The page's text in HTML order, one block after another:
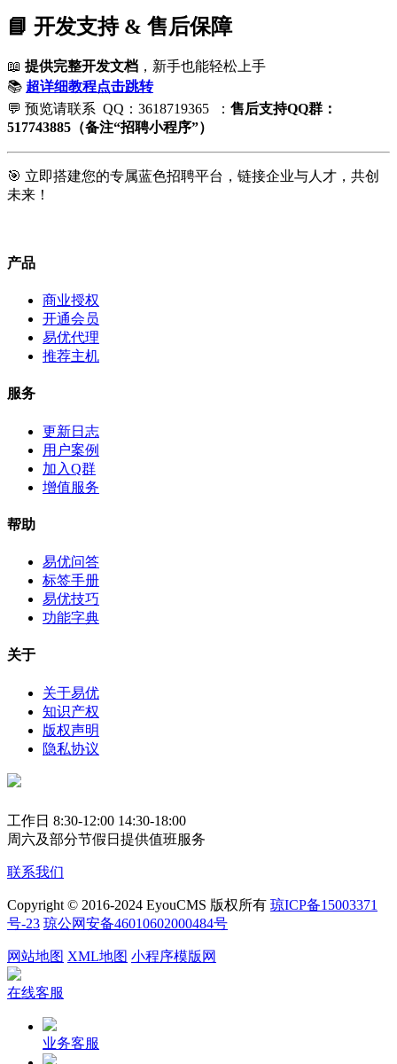
📘 开发支持 & 售后保障
📖 提供完整开发文档 ，新手也能轻松上手
📚 超详细教程点击跳转
💬 预览请联系 QQ：3618719365 ： 售后支持QQ群：
517743885（备注“招聘小程序”）
🎯 立即搭建您的专属蓝色招聘平台，链接企业与人才，共创
未来！
产品
商业授权
开通会员
易优代理
推荐主机
服务
更新日志
用户案例
加入Q群
增值服务
帮助
易优问答
标签手册
易优技巧
功能字典
关于
关于易优
知识产权
版权声明
隐私协议
工作日 8:30-12:00 14:30-18:00
周六及部分节假日提供值班服务
联系我们
Copyright © 2016-2024 EyouCMS 版权所有 琼ICP备15003371
号-23 琼公网安备46010602000484号
网站地图 XML地图 小程序模版网
在线客服
业务客服